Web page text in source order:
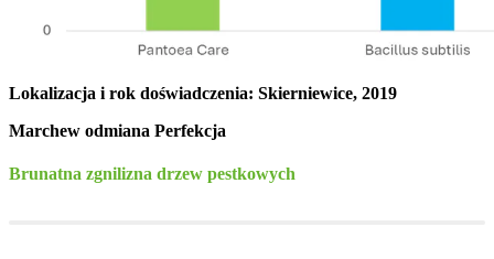
Lokalizacja i rok doświadczenia: Skierniewice, 2019
Marchew odmiana Perfekcja
Brunatna zgnilizna drzew pestkowych